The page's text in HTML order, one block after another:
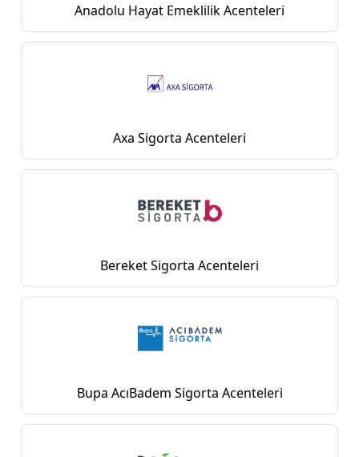
Anadolu Hayat Emeklilik Acenteleri
Axa Sigorta Acenteleri
Bereket Sigorta Acenteleri
Bupa AcıBadem Sigorta Acenteleri